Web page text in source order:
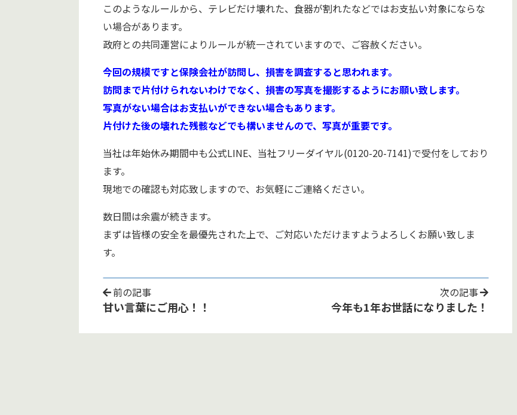
このようなルールから、テレビだけ壊れた、食器が割れたなどではお支払い対象にならな
い場合があります。
政府との共同運営によりルールが統一されていますので、ご容赦ください。
今回の規模ですと保険会社が訪問し、損害を調査すると思われます。
訪問まで片付けられないわけでなく、損害の写真を撮影するようにお願い致します。
写真がない場合はお支払いができない場合もあります。
片付けた後の壊れた残骸などでも構いませんので、写真が重要です。
当社は年始休み期間中も公式LINE、当社フリーダイヤル(0120-20-7141)で受付をしており
ます。
現地での確認も対応致しますので、お気軽にご連絡ください。
数日間は余震が続きます。
まずは皆様の安全を最優先された上で、ご対応いただけますようよろしくお願い致しま
す。
前の記事
甘い言葉にご用心！！
次の記事
今年も1年お世話になりました！